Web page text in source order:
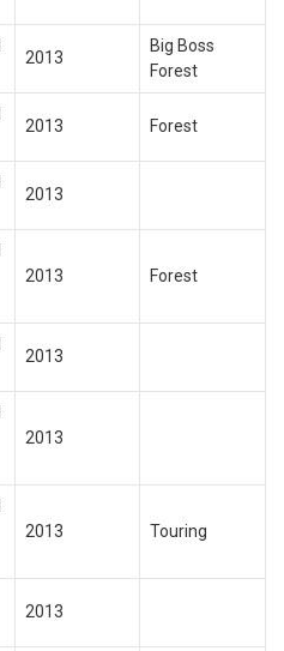
2013
Big Boss
Forest
2013 Forest
2013
2013 Forest
2013
2013
2013 Touring
2013